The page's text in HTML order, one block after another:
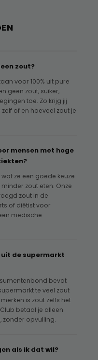
zout?
voor 100% uit pure
geen zout, suiker,
toe. Zo krijg jij
of en hoeveel zout je
mensen met hoge
ze een goede keuze
zout eten. Onze
zout in de
of diëtist voor
medische
de supermarkt
bevat
te veel zout
is zout zelfs het
betaal je alleen
zonder opvulling.
als ik dat wil?